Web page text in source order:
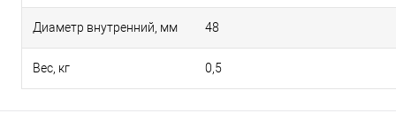
Диаметр внутренний, мм 48
Вес, кг 0,5